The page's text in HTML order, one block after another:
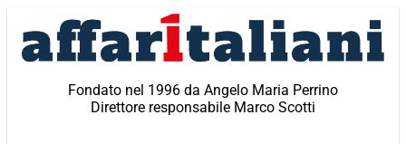
contenuto
Fondato nel 1996 da Angelo Maria Perrino
Direttore responsabile Marco Scotti